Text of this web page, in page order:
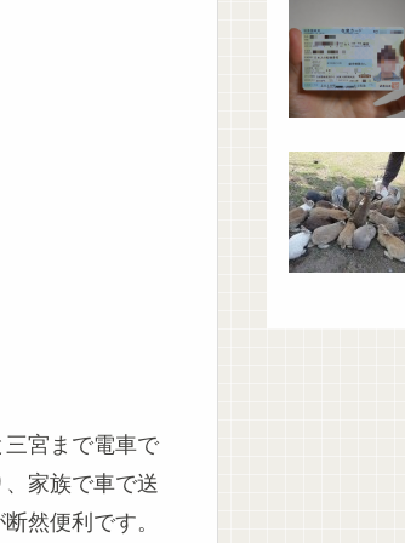
宮まで電車で
家族で車で送
然便利です。